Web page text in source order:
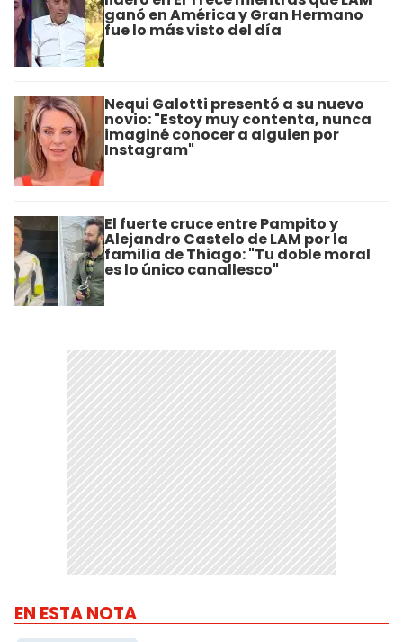
ganó en América y Gran Hermano
fue lo más visto del día
Nequi Galotti presentó a su nuevo
novio: "Estoy muy contenta, nunca
imaginé conocer a alguien por
Instagram"
El fuerte cruce entre Pampito y
Alejandro Castelo de LAM por la
familia de Thiago: "Tu doble moral
es lo único canallesco"
EN ESTA NOTA